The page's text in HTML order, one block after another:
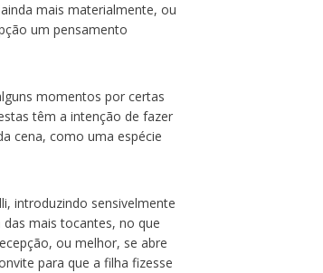
mais materialmente, ou
um pensamento
momentos por certas
têm a intenção de fazer
cena, como uma espécie
introduzindo sensivelmente
mais tocantes, no que
ou melhor, se abre
para que a filha fizesse